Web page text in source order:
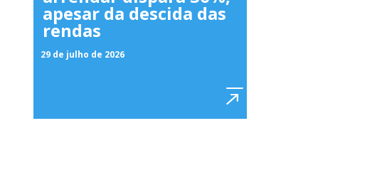
apesar da descida das
rendas
29 de julho de 2026